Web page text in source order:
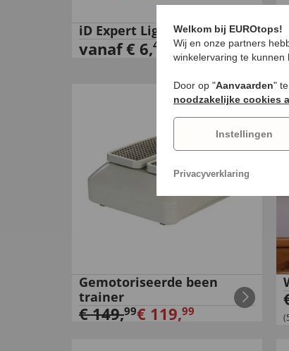
iD Expert Light
vanaf€ 6,49
Gemotoriseerde been
trainer
€149,99€ 119,99
Welkom bij EUROtops!
Wij en onze partners
winkelervaring te kunnen
Door op "Aanvaarden"
noodzakelijke cookies
Instellingen
Privacyverklaring